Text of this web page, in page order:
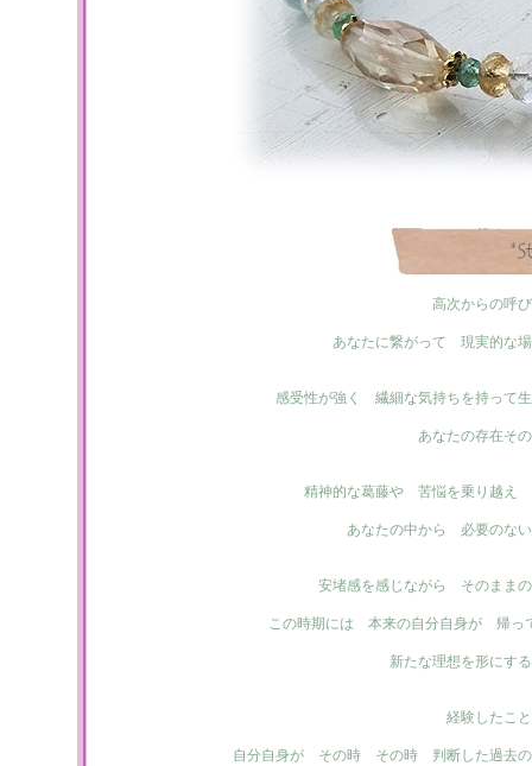
高次からの呼
あなたに繋がって 現実的な
感受性が強く 繊細な気持ちを持って
あなたの存在そ
精神的な葛藤や 苦悩を乗り越え
あなたの中から 必要のな
安堵感を感じながら そのまま
この時期には 本来の自分自身が 帰
新たな理想を形にす
経験したこ
自分自身が その時 その時 判断した過去